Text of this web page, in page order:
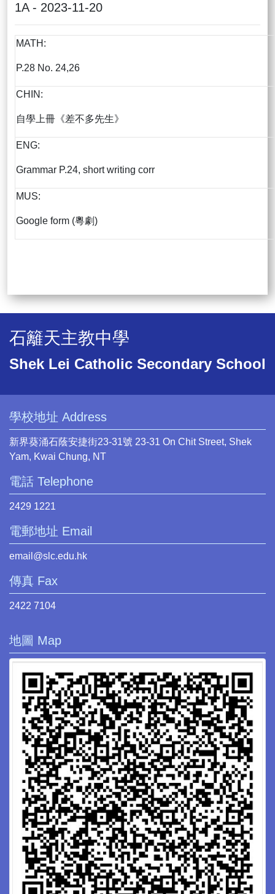
1A - 2023-11-20
MATH:
P.28 No. 24,26
CHIN:
自學上冊《差不多先生》
ENG:
Grammar P.24, short writing corr
MUS:
Google form (粵劇)
石籬天主教中學
Shek Lei Catholic Secondary School
學校地址 Address
新界葵涌石蔭安捷街23-31號 23-31 On Chit Street, Shek
Yam, Kwai Chung, NT
電話 Telephone
2429 1221
電郵地址 Email
email@slc.edu.hk
傳真 Fax
2422 7104
地圖 Map